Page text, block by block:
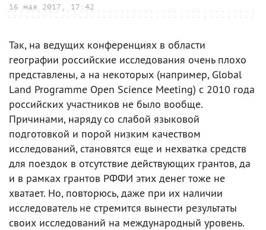
16 мая 2017, 17:42
Так, на ведущих конференциях в области
географии российские исследования очень плохо
представлены, а на некоторых (например, Global
Land Programme Open Science Meeting) c 2010 года
российских участников не было вообще.
Причинами, наряду со слабой языковой
подготовкой и порой низким качеством
исследований, становятся еще и нехватка средств
для поездок в отсутствие действующих грантов, да
и в рамках грантов РФФИ этих денег тоже не
хватает. Но, повторюсь, даже при их наличии
исследователь не стремится вынести результаты
своих исследований на международный уровень.